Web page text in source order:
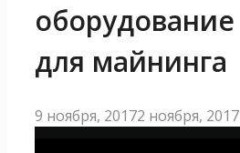
оборудование
для майнинга
9 ноября, 20172 ноября, 2017